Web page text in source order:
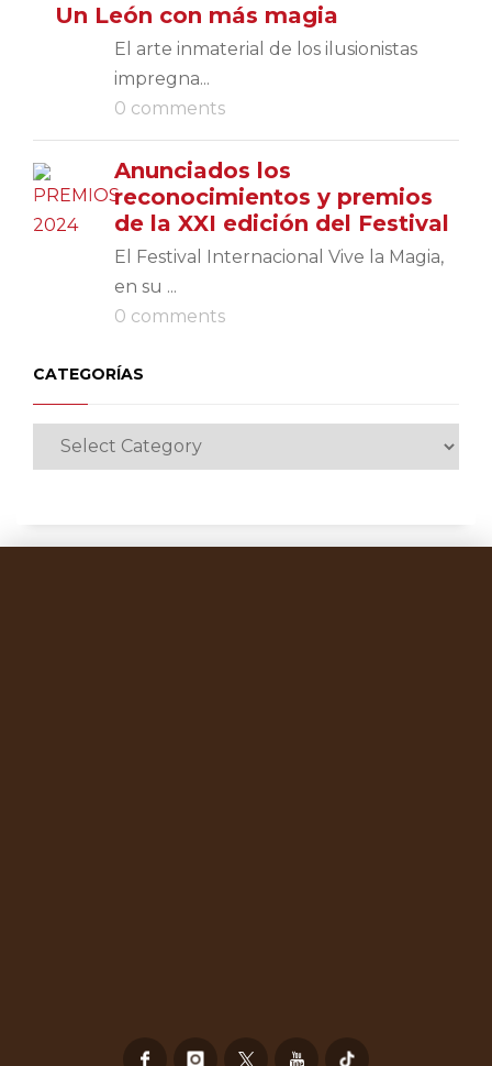
Un León con más magia
El arte inmaterial de los ilusionistas
impregna...
0 comments
Anunciados los
reconocimientos y premios
de la XXI edición del Festival
El Festival Internacional Vive la Magia,
en su ...
0 comments
CATEGORÍAS